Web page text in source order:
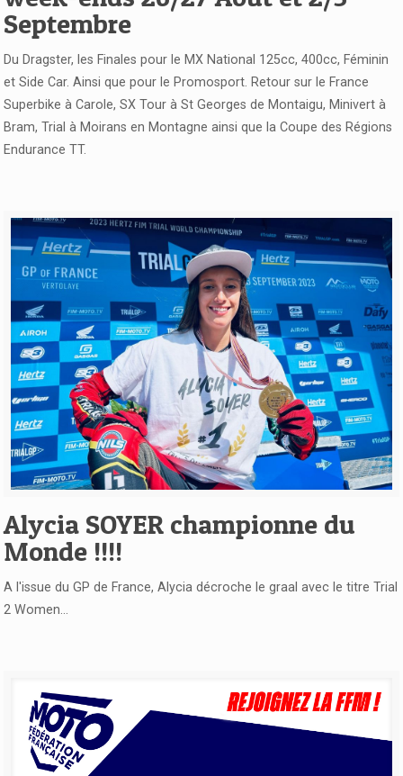
Septembre
Du Dragster, les Finales pour le MX National 125cc, 400cc, Féminin
et Side Car. Ainsi que pour le Promosport. Retour sur le France
Superbike à Carole, SX Tour à St Georges de Montaigu, Minivert à
Bram, Trial à Moirans en Montagne ainsi que la Coupe des Régions
Endurance TT.
Voir l'article
Alycia SOYER championne du
Monde !!!!
A l'issue du GP de France, Alycia décroche le graal avec le titre Trial
2 Women...